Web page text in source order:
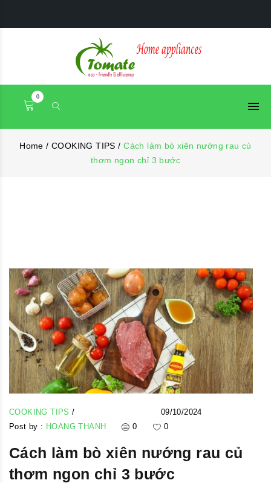
0
Home/ COOKING TIPS/ Cách làm bò xiên nướng rau củ
thơm ngon chỉ 3 bước
COOKING TIPS/
09/10/2024
Post by : HOANG THANH 0 0
Cách làm bò xiên nướng rau củ
thơm ngon chỉ 3 bước